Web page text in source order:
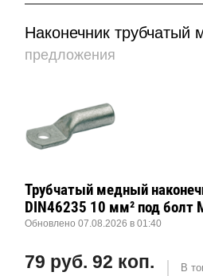
Наконечник трубчатый
предложения
Трубчатый медный
DIN46235 10 мм² под болт
Обновлено 07.08.2026 в 01:40
79 руб. 92 коп.
В